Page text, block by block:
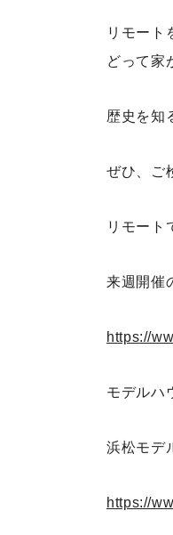
リモート
どって家
歴史を知
ぜひ、ご
リモート
来週開催
https://
モデルハ
浜松モデ
https://